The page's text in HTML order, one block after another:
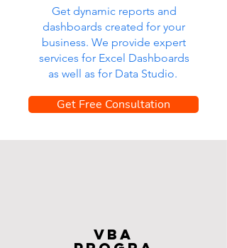
Get dynamic reports and
dashboards created for your
business. We provide expert
services for Excel Dashboards
as well as for Data Studio.
Get Free Consultation
VBA